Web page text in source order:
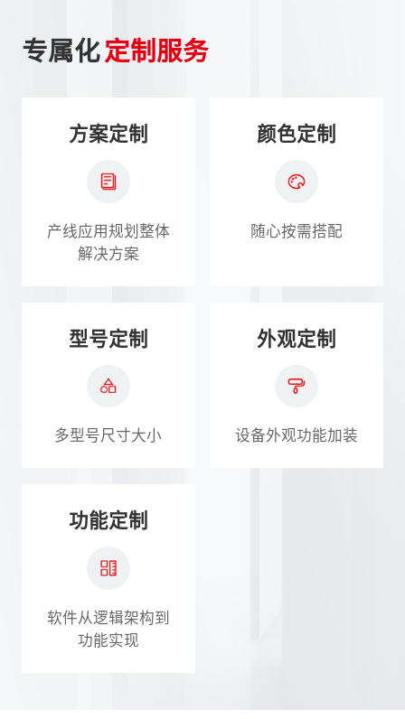
专属化 定制服务
方案定制
产线应用规划整体
解决方案
颜色定制
随心按需搭配
型号定制
多型号尺寸大小
外观定制
设备外观功能加装
功能定制
软件从逻辑架构到
功能实现